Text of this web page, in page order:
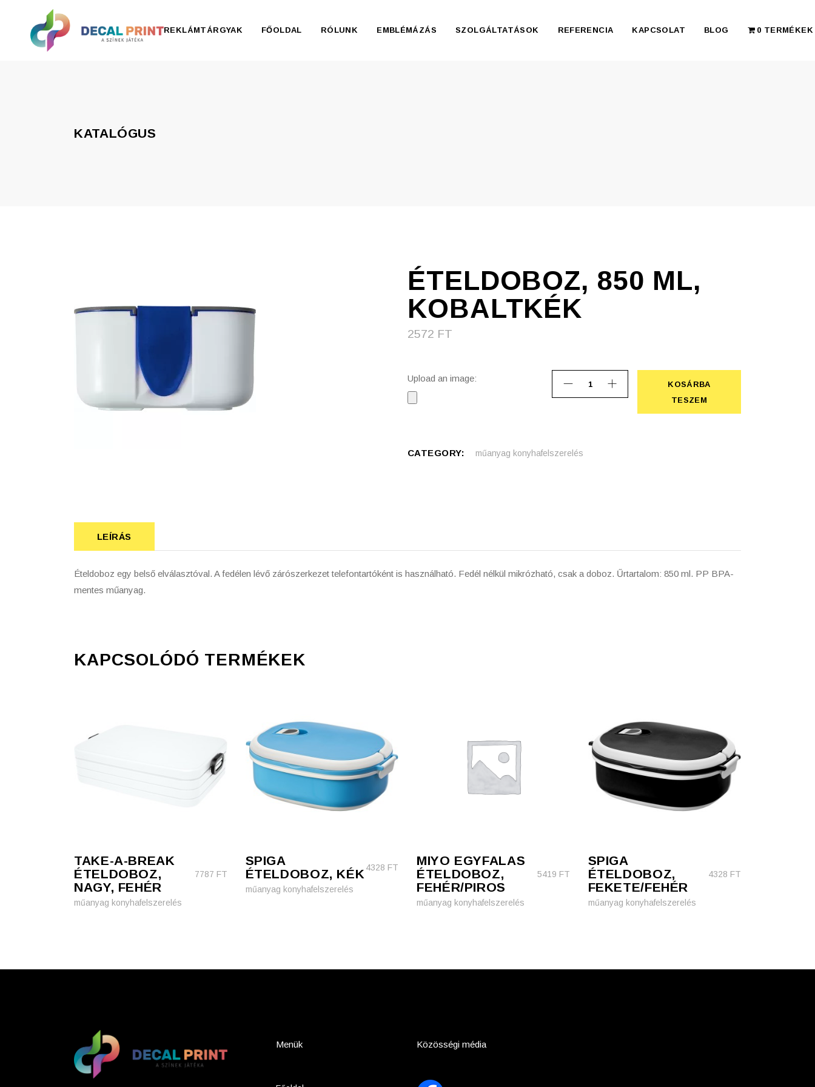
REKLÁMTÁRGYAK
Szerelés, autó
FŐOLDAL RÓLUNK EMBLÉMÁZÁS SZOLGÁLTATÁSOK REFERENCIA KAPCSOLAT BLOG 0 TERMÉKEK
KATALÓGUS
ÉTELDOBOZ, 850 ML,
KOBALTKÉK
2572 FT
Upload an image:
Ételdoboz, 850 ml, kobaltkék quantity
KOSÁRBA
TESZEM
CATEGORY: műanyag konyhafelszerelés
LEÍRÁS
Ételdoboz egy belső elválasztóval. A fedélen lévő zárószerkezet telefontartóként is használható. Fedél nélkül mikrózható, csak a doboz. Űrtartalom: 850 ml. PP BPA-
mentes műanyag.
KAPCSOLÓDÓ TERMÉKEK
TAKE-A-BREAK
ÉTELDOBOZ,
NAGY, FEHÉR
7787 FT
műanyag konyhafelszerelés
SPIGA
ÉTELDOBOZ, KÉK 4328 FT
műanyag konyhafelszerelés
MIYO EGYFALAS
ÉTELDOBOZ,
FEHÉR/PIROS
5419 FT
műanyag konyhafelszerelés
SPIGA
ÉTELDOBOZ,
FEKETE/FEHÉR
4328 FT
műanyag konyhafelszerelés
Menük Közösségi média